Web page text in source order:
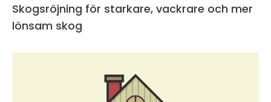
Skogsröjning för starkare, vackrare och mer
lönsam skog